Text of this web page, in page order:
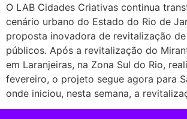
O LAB Cidades Criativas continua
cenário urbano do Estado do Rio de
proposta inovadora de revitalização
públicos. Após a revitalização do
em Laranjeiras, na Zona Sul do Rio,
fevereiro, o projeto segue agora para
onde iniciou, nesta semana, a